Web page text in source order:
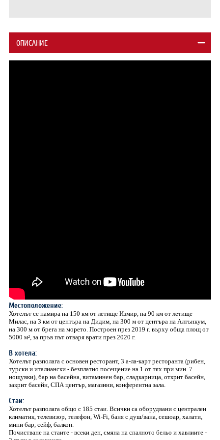
ОПИСАНИЕ
Местоположение:
Хотелът се намира на 150 км от летище Измир, на 90 км от летище
Милас, на 3 км от центъра на Дидим, на 300 м oт центъра на Алтънкум,
на 300 м от брега на морето. Построен през 2019 г. върху обща площ от
5000 м², за пръв път отваря врати през 2020 г.
В хотела:
Хотелът разполага с основен ресторант, 3 а-ла-карт ресторанта (рибен,
турски и италиански - безплатно посещение на 1 от тях при мин. 7
нощувки), бар на басейна, витаминен бар, сладкарница, открит басейн,
закрит басейн, СПА център, магазини, конферентна зала.
Стаи:
Хотелът разполага общо с 185 стаи. Всички са оборудвани с централен
климатик, телевизор, телефон, Wi-Fi, баня с душ/вана, сешоар, халати,
мини бар, сейф, балкон.
Почистване на стаите - всеки ден, смяна на спалното бельо и хавлиите -